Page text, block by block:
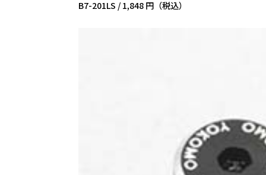
B7-201LS / 1,848 円（税込）